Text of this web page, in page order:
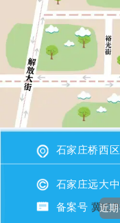
石家庄桥西
石家庄远大
备案号 冀近